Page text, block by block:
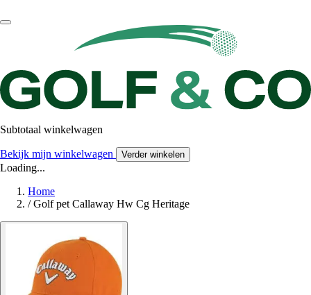
Subtotaal winkelwagen
Bekijk mijn winkelwagen Verder winkelen
Loading...
Home
/ Golf pet Callaway Hw Cg Heritage